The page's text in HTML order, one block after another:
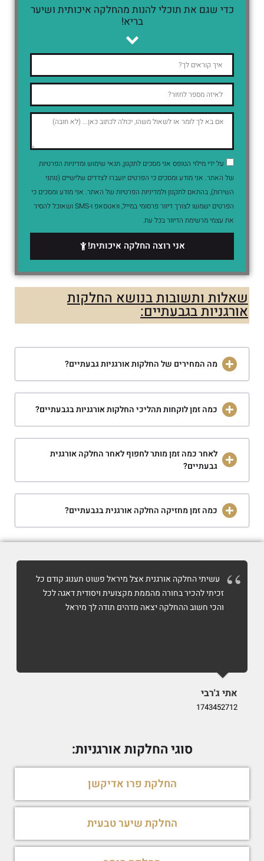
כדי שגם את תוכלי להנות מהחלקה איכותית ושיער
בריא!
על ידי מילוי הטופס אני מסכים לתקנון, תנאי שימוש ומדיניות הפרטיות
של האתר. אני מודע ומסכים כי הפרטים יועברו לצדדים שלישיים (נותני
השירות), בהתאם לתקנון ולמדיניות הפרטיות של האתר. אני מודע ומסכים כי
הפרטים ישמשו לצורך דיוור פרסומי במייל, וואטסאפ ו-SMS ושאוכל להסיר
את עצמי מרשימת הדיוור בכל עת.
אני רוצה החלקה איכותית!
שאלות ותשובות בנושא החלקות
אורגניות בגבעתיים:
מה המחירים של החלקות אורגניות גבעתיים?
כמה זמן לוקחות תהליכי החלקות אורגניות בגבעתיים?
לאחר כמה זמן מותר לחפוף לאחר החלקה אורגנית
גבעתיים?
כמה זמן מחזיקה החלקה אורגנית בגבעתיים?
עשיתי החלקה אורגנית אצל מיראל פשוט תענוג קודם כל
זכיתי להכיר בחורה מהממת מקצועית ויסודית דאגה לכל
והכי חשוב ההחלקה יצאה מדהים תודה לך מיראל
אתי ג'רבי
1743452712
סוגי החלקות אורגניות:
החלקת פרו אדיקשן
החלקת שיער טבעית